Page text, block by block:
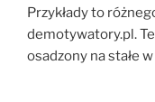
Przykłady to
demotywatory.pl.
osadzony na stałe